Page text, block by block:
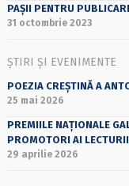
PAȘII PENTRU
31 octombrie 2023
ȘTIRI ȘI EVENIMENTE
POEZIA CREȘTINĂ A
25 mai 2026
PREMIILE NAȚIONALE
PROMOTORI AI
29 aprilie 2026